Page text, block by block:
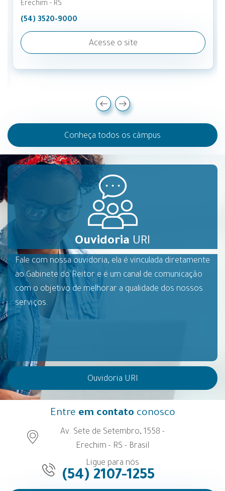
e Atos Institucionais
Erechim - RS
(54) 3520-9000
Acesse o site
Conheça todos os câmpus
Ouvidoria URI
Fale com nossa ouvidoria, ela é vinculada diretamente
ao Gabinete do Reitor e é um canal de comunicação
com o objetivo de melhorar a qualidade dos nossos
serviços.
Ouvidoria URI
Entre em contato conosco
Av. Sete de Setembro, 1558 -
Erechim - RS - Brasil
Ligue para nós
(54) 2107-1255